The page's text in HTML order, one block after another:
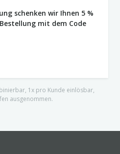
schenken wir Ihnen 5 %
mit dem Code
1x pro Kunde einlösbar,
ausgenommen.